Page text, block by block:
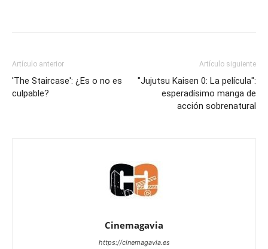
Artículo anterior
'The Staircase': ¿Es o no es
culpable?
Artículo siguiente
"Jujutsu Kaisen 0: La película":
esperadísimo manga de
acción sobrenatural
Cinemagavia
https://cinemagavia.es